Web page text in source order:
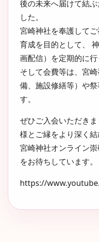
後の未来へ届けて結
した。
宮崎神社を奉護して
育成を目的として、
画配信）を定期的に行
そして会費等は、宮
備、施設修繕等）や
す。
ぜひご入会いただき
様とご縁をより深く結
宮崎神社オンライン
をお待ちしています。
https://